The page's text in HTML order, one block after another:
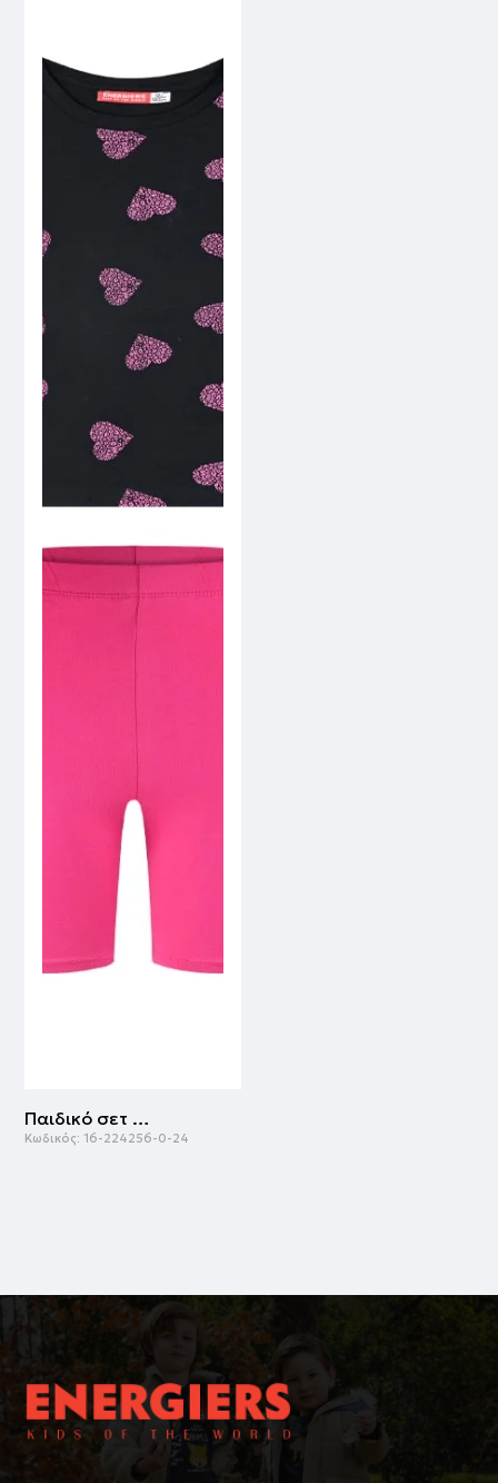
Παιδικό σετ 2 τεμάχια με τύπωμα για κορίτσι | ΦΟΥΞ
Κωδικός: 16-224256-0-24